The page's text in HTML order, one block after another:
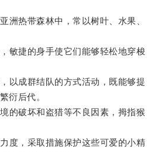
热带森林中，常以树叶、水果、
捷的身手使它们能够轻松地穿梭
成群结队的方式活动，既能够提
衍后代。
破坏和盗猎等不良因素，拇指猴
，采取措施保护这些可爱的小精